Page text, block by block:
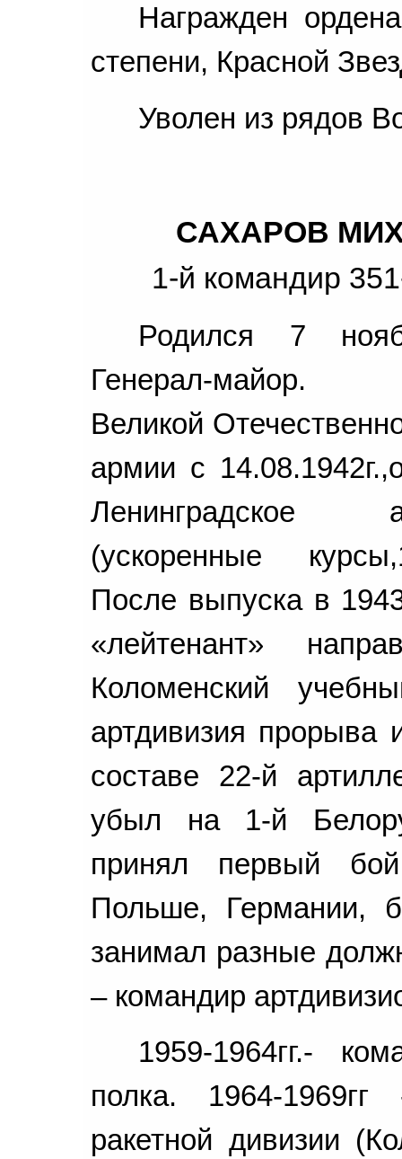
Награжден
степени, Красной
Уволен из рядов
САХАРОВ
1-й командир
Родился 7
Генерал-майор.
Великой
армии с
Ленинградское
(ускоренные
После выпуска в
«лейтенант»
Коломенский
артдивизия прорыва
составе 22-й
убыл на 1-й
принял первый
Польше, Германии,
занимал разные
– командир
1959-1964гг.-
полка. 1964-
ракетной дивизии